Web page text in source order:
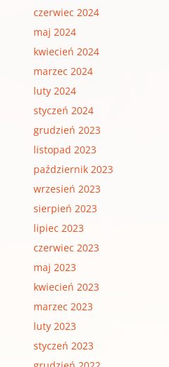
czerwiec 2024
maj 2024
kwiecień 2024
marzec 2024
luty 2024
styczeń 2024
grudzień 2023
listopad 2023
październik 2023
wrzesień 2023
sierpień 2023
lipiec 2023
czerwiec 2023
maj 2023
kwiecień 2023
marzec 2023
luty 2023
styczeń 2023